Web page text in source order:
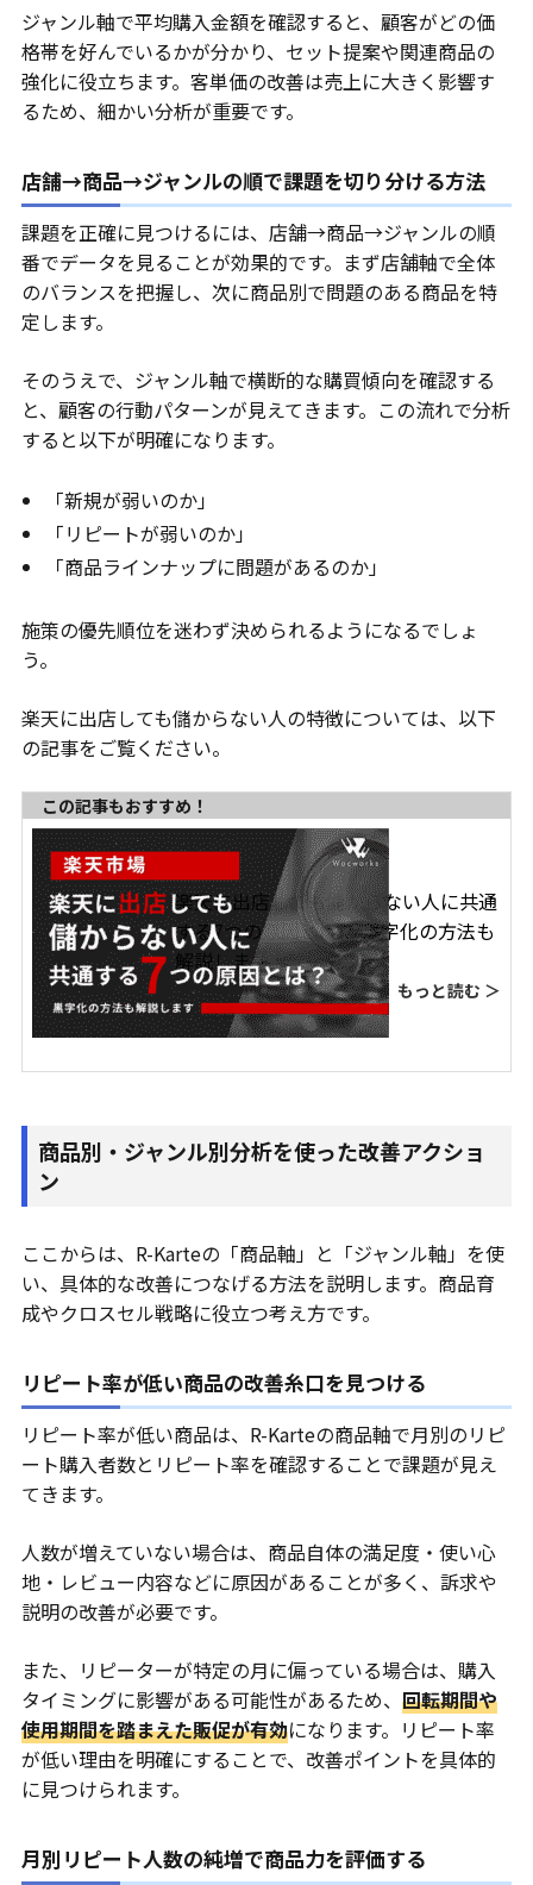
ジャンル軸で平均購入金額を確認すると、顧客がどの価
格帯を好んでいるかが分かり、セット提案や関連商品の
強化に役立ちます。客単価の改善は売上に大きく影響す
るため、細かい分析が重要です。
店舗→商品→ジャンルの順で課題を切り分ける方法
課題を正確に見つけるには、店舗→商品→ジャンルの順
番でデータを見ることが効果的です。まず店舗軸で全体
のバランスを把握し、次に商品別で問題のある商品を特
定します。
そのうえで、ジャンル軸で横断的な購買傾向を確認する
と、顧客の行動パターンが見えてきます。この流れで分析
すると以下が明確になります。
「新規が弱いのか」
「リピートが弱いのか」
「商品ラインナップに問題があるのか」
施策の優先順位を迷わず決められるようになるでしょ
う。
楽天に出店しても儲からない人の特徴については、以下
の記事をご覧ください。
この記事もおすすめ！
楽天に出店しても儲からない人に共通
する7つの原因とは？ 黒字化の方法も
解説します
もっと読む ＞
商品別・ジャンル別分析を使った改善アクショ
ン
ここからは、R-Karteの「商品軸」と「ジャンル軸」を使
い、具体的な改善につなげる方法を説明します。商品育
成やクロスセル戦略に役立つ考え方です。
リピート率が低い商品の改善糸口を見つける
リピート率が低い商品は、R-Karteの商品軸で月別のリピ
ート購入者数とリピート率を確認することで課題が見え
てきます。
人数が増えていない場合は、商品自体の満足度・使い心
地・レビュー内容などに原因があることが多く、訴求や
説明の改善が必要です。
また、リピーターが特定の月に偏っている場合は、購入
タイミングに影響がある可能性があるため、回転期間や
使用期間を踏まえた販促が有効になります。リピート率
が低い理由を明確にすることで、改善ポイントを具体的
に見つけられます。
月別リピート人数の純増で商品力を評価する